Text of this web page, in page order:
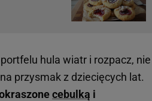
hula wiatr i rozpacz, nie
na przysmak z dziecięcych lat.
cebulką i